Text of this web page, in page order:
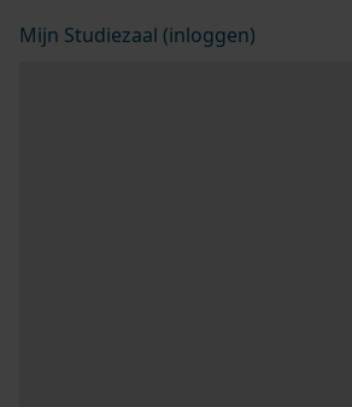
Mijn Studiezaal (inloggen)